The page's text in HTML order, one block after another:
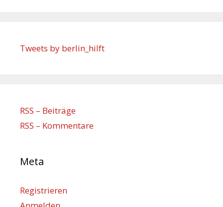
Tweets by berlin_hilft
RSS – Beiträge
RSS – Kommentare
Meta
Registrieren